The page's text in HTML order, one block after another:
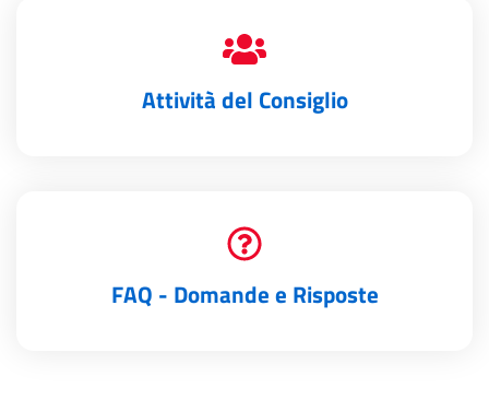
Attività del Consiglio
FAQ - Domande e Risposte